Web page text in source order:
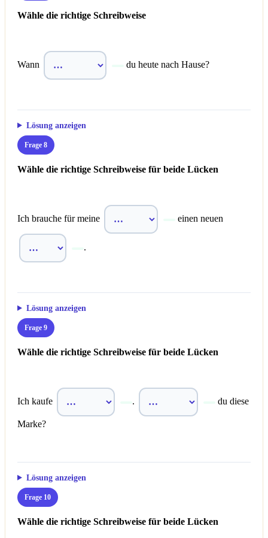
Wähle die richtige Schreibweise
Wann du heute nach Hause?
Lösung anzeigen
Frage 8
Wähle die richtige Schreibweise für beide Lücken
Ich brauche für meine einen neuen
.
Lösung anzeigen
Frage 9
Wähle die richtige Schreibweise für beide Lücken
Ich kaufe . du diese
Marke?
Lösung anzeigen
Frage 10
Wähle die richtige Schreibweise für beide Lücken